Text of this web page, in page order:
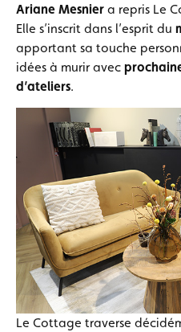
Ariane Mesnier a repris Le
Elle s’inscrit dans l’esprit du
apportant sa touche
idées à murir avec
d’ateliers.
Le Cottage traverse